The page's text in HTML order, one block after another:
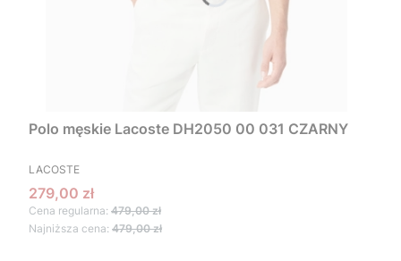
Polo męskie Lacoste DH2050 00 031 CZARNY
PRODUCENT
LACOSTE
Cena promocyjna
279,00 zł
Cena regularna: 479,00 zł
Najniższa cena: 479,00 zł